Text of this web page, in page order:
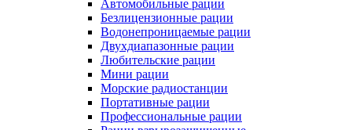
Автомобильные рации
Безлицензионные рации
Водонепроницаемые рации
Двухдиапазонные рации
Любительские рации
Мини рации
Морские радиостанции
Портативные рации
Профессиональные рации